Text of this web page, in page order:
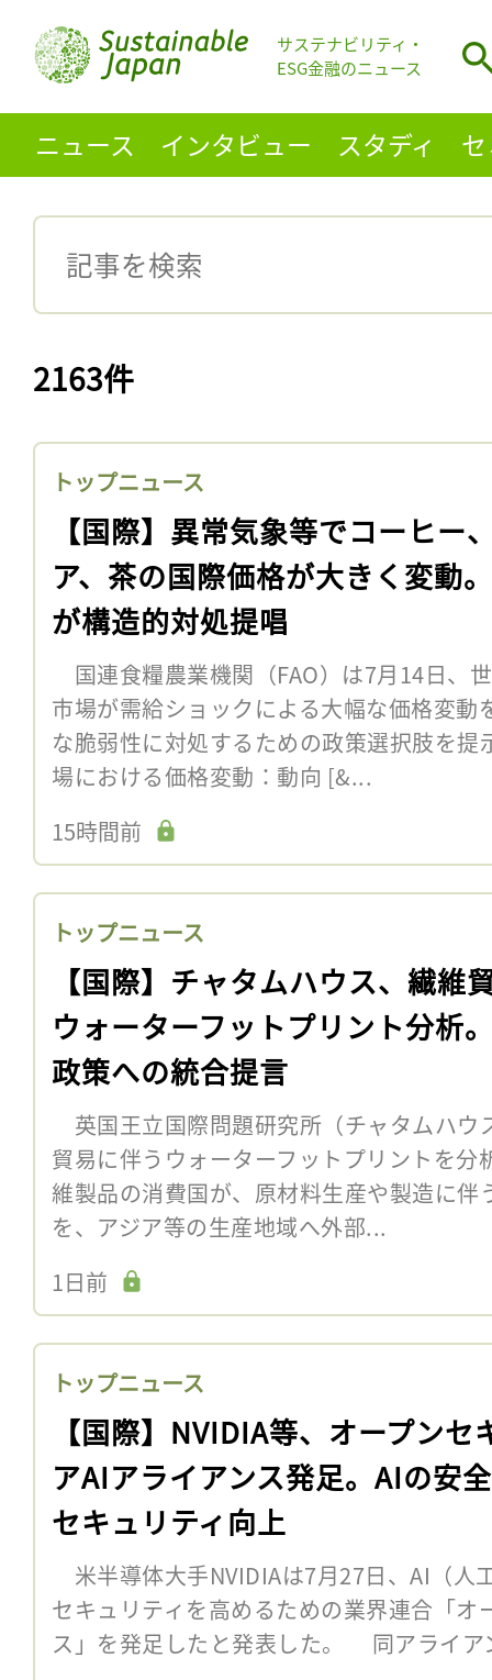
サステナビリティ・
ESG金融のニュース
ニュース インタビュー スタディ
2163件
トップニュース
【国際】異常気象等でコーヒー
ア、茶の国際価格が大きく変動
が構造的対処提唱
国連食糧農業機関（FAO）は7月14日、
市場が需給ショックによる大幅な価格変動
な脆弱性に対処するための政策選択肢を
場における価格変動：動向 [&...
15時間前
トップニュース
【国際】チャタムハウス、繊維
ウォーターフットプリント分析
政策への統合提言
英国王立国際問題研究所（チャタムハウ
貿易に伴うウォーターフットプリントを分
維製品の消費国が、原材料生産や製造に伴
を、アジア等の生産地域へ外部...
1日前
トップニュース
【国際】NVIDIA等、オープンセ
アAIアライアンス発足。AIの安
セキュリティ向上
米半導体大手NVIDIAは7月27日、AI（人
セキュリティを高めるための業界連合「オ
ス」を発足したと発表した。 同アライア